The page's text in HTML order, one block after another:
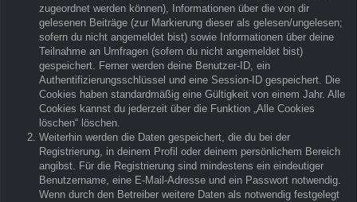
zugeordnet werden können), Informationen über die von dir
gelesenen Beiträge (zur Markierung dieser als gelesen/ungelesen;
sofern du nicht angemeldet bist) sowie Informationen über deine
Teilnahme an Umfragen (sofern du nicht angemeldet bist)
gespeichert. Ferner werden deine Benutzer-ID, ein
Authentifizierungsschlüssel und eine Session-ID gespeichert. Die
Cookies haben standardmäßig eine Gültigkeit von einem Jahr. Alle
Cookies kannst du jederzeit über die Funktion „Alle Cookies
löschen“ löschen.
Weiterhin werden die Daten gespeichert, die du bei der
Registrierung, in deinem Profil oder deinem persönlichem Bereich
angibst. Für die Registrierung sind mindestens ein eindeutiger
Benutzername, eine E-Mail-Adresse und ein Passwort notwendig.
Wenn durch den Betreiber weitere Daten als notwendig festgelegt